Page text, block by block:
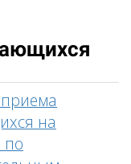
на
по